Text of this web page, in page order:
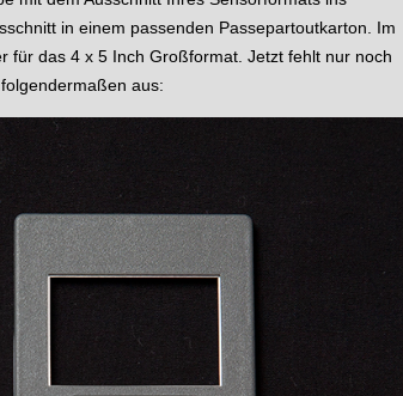
in einem passenden Passepartoutkarton. Im
für das 4 x 5 Inch Großformat. Jetzt fehlt nur noch
aus: